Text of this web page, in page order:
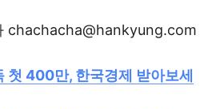
chachacha@hankyung.com
첫 400만, 한국경제 받아보세